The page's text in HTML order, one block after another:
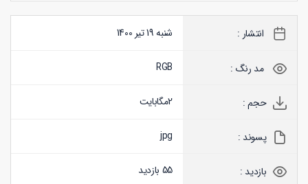
انتشار : شنبه 19 تیر 1400
مد رنگ : RGB
حجم : 2مگابایت
پسوند : jpg
بازدید : 55 بازدید